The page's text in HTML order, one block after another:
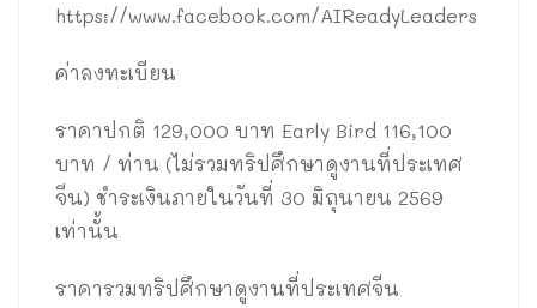
https://www.facebook.com/AIReadyLeaders
ค่าลงทะเบียน
ราคาปกติ 129,000 บาท Early Bird 116,100
บาท / ท่าน (ไม่รวมทริปศึกษาดูงานที่ประเทศ
จีน) ชำระเงินภายในวันที่ 30 มิถุนายน 2569
เท่านั้น
ราคารวมทริปศึกษาดูงานที่ประเทศจีน